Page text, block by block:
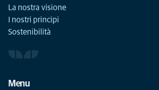
La nostra visione
I nostri principi
Sostenibilità
Menu